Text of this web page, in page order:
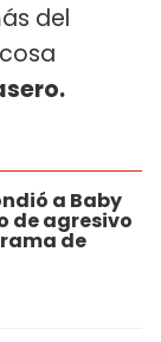
del
a Baby
de agresivo
de